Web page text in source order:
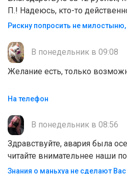
П.! Надеюсь, кто-то
Рискну попросить не
В понедельник в 09:08
Желание есть, только
На телефон
В понедельник в 08:56
Здравствуйте, авария была
читайте внимательнее наши
Знания о маньхуа не сделают